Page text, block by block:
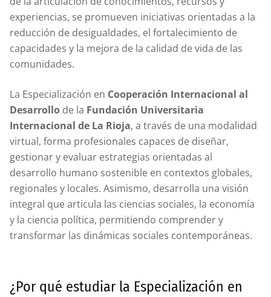
experiencias, se promueven iniciativas orientadas a la
reducción de desigualdades, el fortalecimiento de
capacidades y la mejora de la calidad de vida de las
comunidades.
La Especialización en Cooperación Internacional al
Desarrollo de la Fundación Universitaria
Internacional de La Rioja, a través de una modalidad
virtual, forma profesionales capaces de diseñar,
gestionar y evaluar estrategias orientadas al
desarrollo humano sostenible en contextos globales,
regionales y locales. Asimismo, desarrolla una visión
integral que articula las ciencias sociales, la economía
y la ciencia política, permitiendo comprender y
transformar las dinámicas sociales contemporáneas.
¿Por qué estudiar la Especialización en